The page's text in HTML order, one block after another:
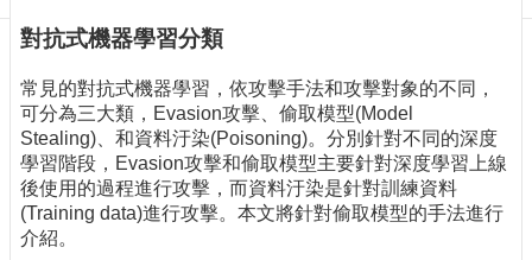
息
關
於
我
們
出
版
刊
對抗式機器學習分類
常見的對抗式機器學習，依攻擊手法和攻擊對象的不同，
可分為三大類，Evasion攻擊、偷取模型(Model
Stealing)、和資料汙染(Poisoning)。分別針對不同的深度
學習階段，Evasion攻擊和偷取模型主要針對深度學習上線
後使用的過程進行攻擊，而資料汙染是針對訓練資料
(Training data)進行攻擊。本文將針對偷取模型的手法進行
介紹。